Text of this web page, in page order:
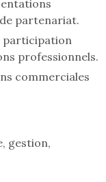
partenariat.
participation
professionnels.
commerciales
gestion,